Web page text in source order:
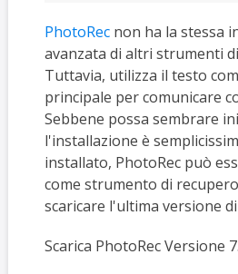
PhotoRecnon ha la stessa
avanzata di altri strumenti
Tuttavia, utilizza il testo
principale per comunicare
Sebbene possa sembrare
l'installazione è
installato, PhotoRec può
come strumento di recupero
scaricare l'ultima versione
Scarica PhotoRecVersione